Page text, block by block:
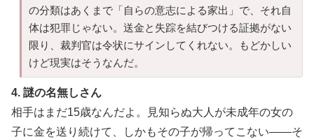
の分類はあくまで「自らの意志による家出」で、それ自
体は犯罪じゃない。送金と失踪を結びつける証拠がない
限り、裁判官は令状にサインしてくれない。もどかしい
けど現実はそうなんだ。
4. 謎の名無しさん
相手はまだ15歳なんだよ。見知らぬ大人が未成年の女の
子に金を送り続けて、しかもその子が帰ってこない——そ